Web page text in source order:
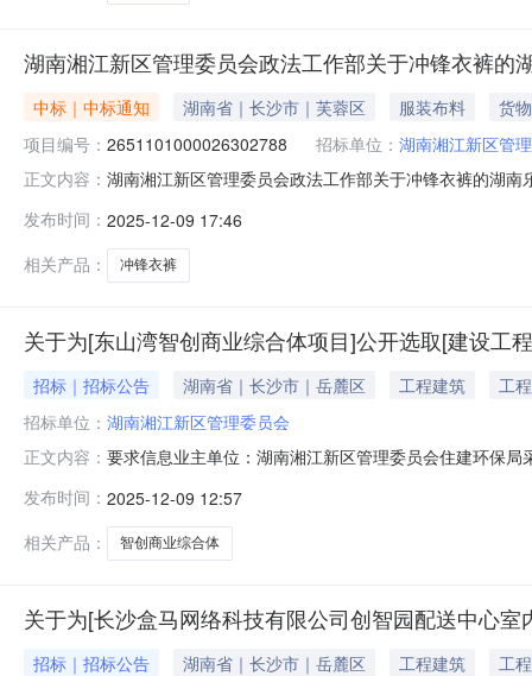
湖南湘江新区管理委员会政法工作部关于冲锋衣裤的
中标｜中标通知 湖南省｜长沙市｜芙蓉区 服装布料
货物
项目编号： 2651101000026302788 招标单位： 湖南湘江新区管
正文内容： 湖南湘江新区管理委员会政法工作部关于冲锋衣裤的湖
市湖南湘江新区管理委员会报价起止时间：-二、采购单
用代
发布时间： 2025-12-09 17:46
相关产品：
冲锋衣裤
关于为[东山湾智创商业综合体项目]公开选取[建设工
招标｜招标公告 湖南省｜长沙市｜岳麓区 工程建筑
工程
招标单位： 湖南湘江新区管理委员会
正文内容： 要求信息业主单位：湖南湘江新区管理委员会住建环保
115203金额大写：一十一万五千二百零三-一十一万五
138****337
发布时间： 2025-12-09 12:57
相关产品：
智创商业综合体
关于为[长沙盒马网络科技有限公司创智园配送中心
招标｜招标公告 湖南省｜长沙市｜岳麓区 工程建筑
工程